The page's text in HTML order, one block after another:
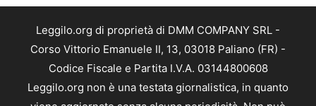
Leggilo.org di proprietà di DMM COMPANY SRL -
Corso Vittorio Emanuele II, 13, 03018 Paliano (FR) -
Codice Fiscale e Partita I.V.A. 03144800608
Leggilo.org non è una testata giornalistica, in quanto